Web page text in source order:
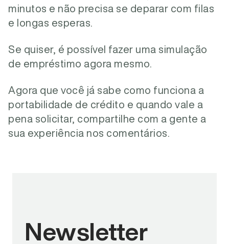
minutos e não precisa se deparar com filas
e longas esperas.
Se quiser, é possível fazer uma simulação
de empréstimo agora mesmo.
Agora que você já sabe como funciona a
portabilidade de crédito e quando vale a
pena solicitar, compartilhe com a gente a
sua experiência nos comentários.
Newsletter